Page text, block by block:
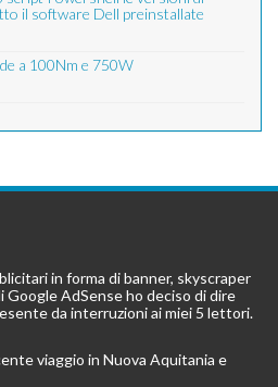
il software Dell preinstallate
a 100Nm e 750W
in forma di banner, skyscraper
Google AdSense ho deciso di dire
da interruzioni ai miei 5 lettori.
viaggio in Nuova Aquitania e